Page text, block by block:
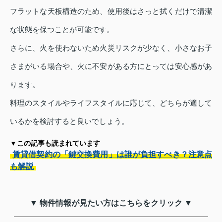
フラットな天板構造のため、使用後はさっと拭くだけで清潔
な状態を保つことが可能です。
さらに、火を使わないため火災リスクが少なく、小さなお子
さまがいる場合や、火に不安がある方にとっては安心感があ
ります。
料理のスタイルやライフスタイルに応じて、どちらが適して
いるかを検討すると良いでしょう。
▼この記事も読まれています
賃貸借契約の「鍵交換費用」は誰が負担すべき？注意点
も解説
▼ 物件情報が見たい方はこちらをクリック ▼